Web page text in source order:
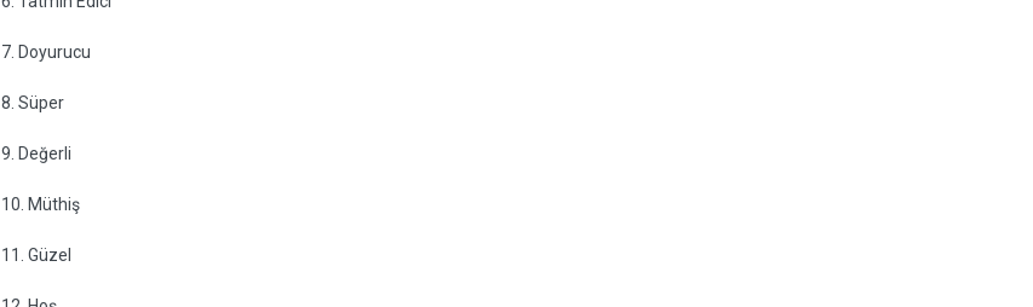
7. Doyurucu
8. Süper
9. Değerli
10. Müthiş
11. Güzel